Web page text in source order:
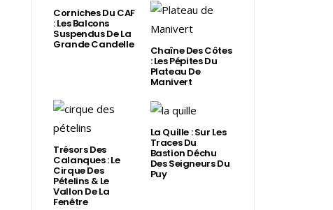
Corniches Du CAF
: Les Balcons
Suspendus De La
Grande Candelle Chaîne Des Côtes
: Les Pépites Du
Plateau De
Manivert
Trésors Des
Calanques : Le
Cirque Des
Pételins & Le
Vallon De La
Fenêtre
La Quille : Sur Les
Traces Du
Bastion Déchu
Des Seigneurs Du
Puy